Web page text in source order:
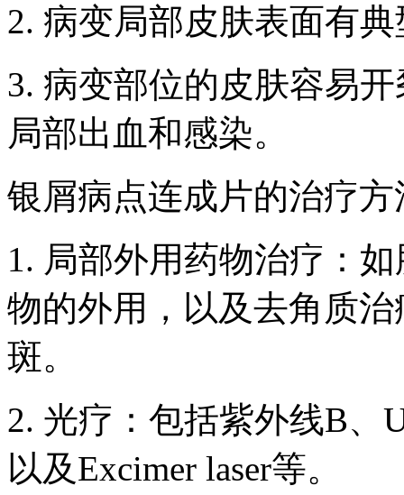
2. 病变局部皮肤表面有
3. 病变部位的皮肤容易
局部出血和感染。
银屑病点连成片的治疗方
1. 局部外用药物治疗：
物的外用，以及去角质
斑。
2. 光疗：包括紫外线B、
以及Excimer laser等。